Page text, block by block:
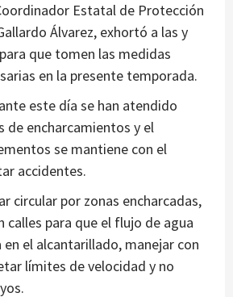
Estatal de Protección
Álvarez, exhortó a las y
que tomen las medidas
en la presente temporada.
este día se han atendido
de encharcamientos y el
se mantiene con el
accidentes.
circular por zonas encharcadas,
calles para que el flujo de agua
el alcantarillado, manejar con
límites de velocidad y no